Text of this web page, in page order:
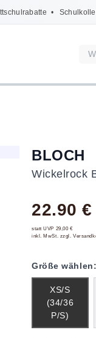
•
BLOCH
Wickelrock
22.90 €
statt UVP 29,00 €
inkl. MwSt. zzgl.
Größe wählen:
XS/S
(34/36
P/S)